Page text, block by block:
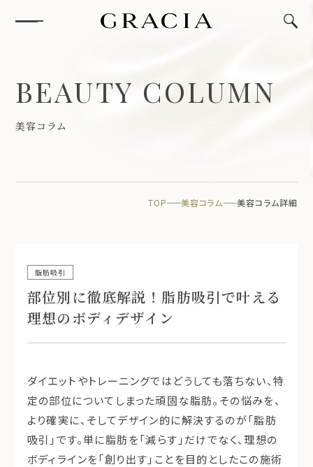
BEAUTY COLUMN
美容コ ラム
TOP 美容コラム 美容コラム詳細
脂肪吸引
部位別に徹底解説！脂肪吸引で叶える
理想のボディデザイン
ダイエットやトレーニングではどうしても落ちない、特
定の部位についてしまった頑固な脂肪。その悩みを、
より確実に、そしてデザイン的に解決するのが「脂肪
吸引」です。単に脂肪を「減らす」だけでなく、理想の
ボディラインを「創り出す」ことを目的としたこの施術